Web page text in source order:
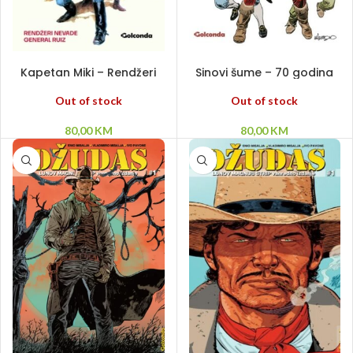
Kapetan Miki – Rendžeri
Out of stock
80,00KM
Sinovi šume – 70 godina
Out of stock
80,00KM